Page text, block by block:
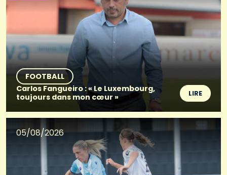
FOOTBALL
Carlos Fangueiro : « Le Luxembourg,
toujours dans mon cœur »
LIRE
05/08/2026